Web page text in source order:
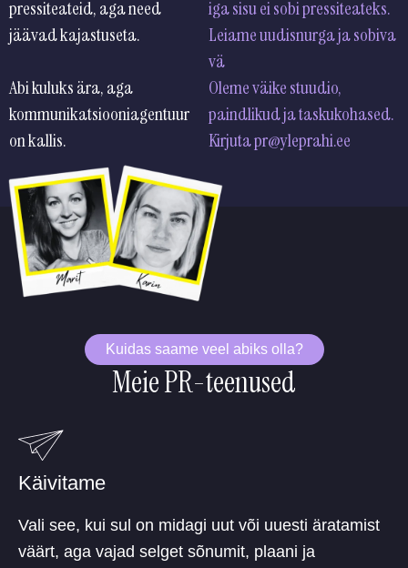
pressiteateid, aga need
jäävad kajastuseta.
iga sisu ei sobi pressiteateks.
Leiame uudisnurga ja
sobiva
Abi kuluks ära, aga
kommunikatsiooniagentuur
on kallis.
Oleme väike stuudio,
paindlikud ja taskukohased.
Kirjuta pr@yleprahi.ee
Kuidas saame veel abiks olla?
Meie PR-teenused
Käivitame
Vali see, kui sul on midagi uut või uuesti äratamist
väärt, aga vajad selget sõnumit, plaani ja